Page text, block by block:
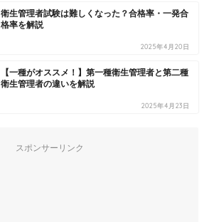
衛生管理者試験は難しくなった？合格率・一発合
格率を解説
2025年4月20日
【一種がオススメ！】第一種衛生管理者と第二種
衛生管理者の違いを解説
2025年4月23日
スポンサーリンク